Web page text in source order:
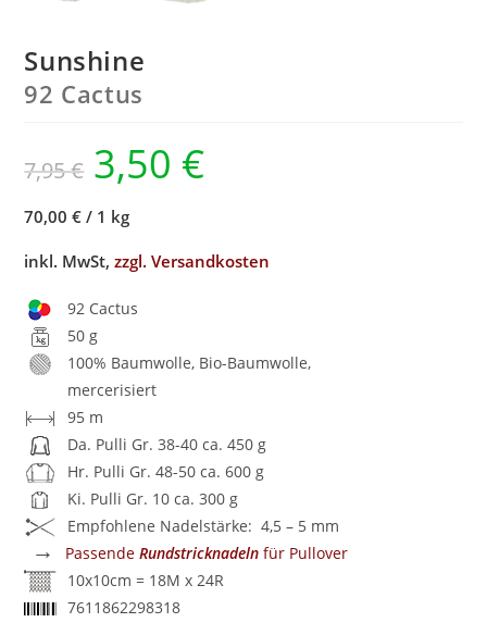
Sunshine
92 Cactus
7,95€ 3,50 €
70,00 € / 1 kg
inkl. MwSt,zzgl. Versandkosten
92 Cactus
50 g
100% Baumwolle, Bio-Baumwolle,
mercerisiert
95 m
Da. Pulli Gr. 38-40 ca. 450 g
Hr. Pulli Gr. 48-50 ca. 600 g
Ki. Pulli Gr. 10 ca. 300 g
Empfohlene Nadelstärke: 4,5 – 5 mm
→ PassendeRundstricknadeln für Pullover
10x10cm = 18M x 24R
7611862298318